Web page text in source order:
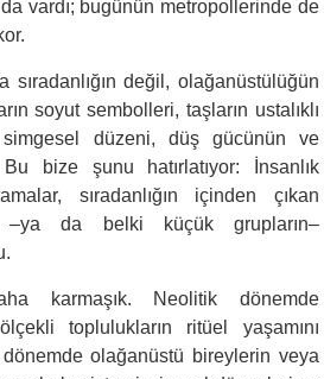
vardı; bugünün metropollerinde de
sıradanlığın değil, olağanüstülüğün
soyut sembolleri, taşların ustalıklı
düzeni, düş gücünün ve
Bu bize şunu hatırlatıyor: İnsanlık
sıradanlığın içinden çıkan
–ya da belki küçük grupların–
karmaşık. Neolitik dönemde
toplulukların ritüel yaşamını
olağanüstü bireylerin veya